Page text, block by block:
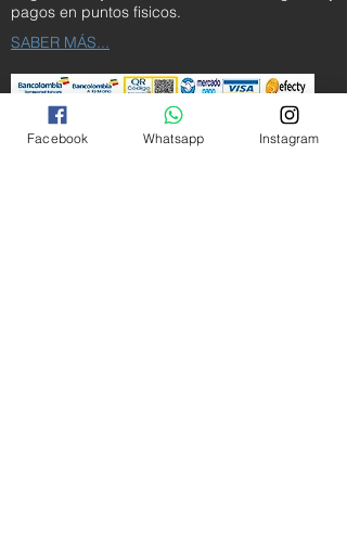
pagos en puntos fisicos.
SABER MÁS...
Decreto 587 de 2016
Contacto
Facebook Whatsapp Instagram